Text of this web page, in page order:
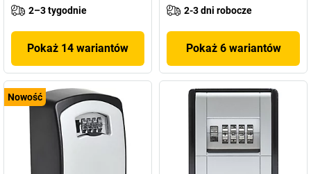
2–3 tygodnie
Pokaż 14 wariantów
2-3 dni robocze
Pokaż 6 wariantów
Nowość